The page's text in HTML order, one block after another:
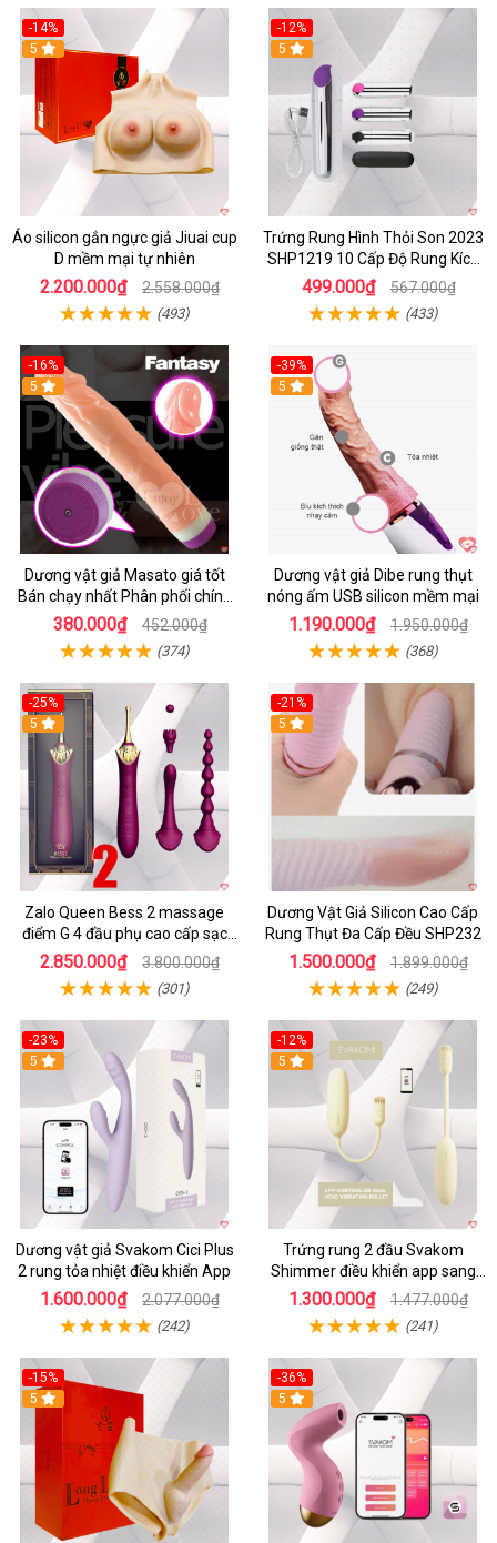
-14%
5
Áo silicon gắn ngực giả Jiuai cup
D mềm mại tự nhiên
2.200.000₫ 2.558.000₫
(493)
-12%
5
Trứng Rung Hình Thỏi Son 2023
SHP1219 10 Cấp Độ Rung Kích
Thích
499.000₫ 567.000₫
(433)
-16%
5
Dương vật giả Masato giá tốt
Bán chạy nhất Phân phối chính
hãng
380.000₫ 452.000₫
(374)
-39%
5
Dương vật giả Dibe rung thụt
nóng ấm USB silicon mềm mại
1.190.000₫ 1.950.000₫
(368)
-25%
5
Zalo Queen Bess 2 massage
điểm G 4 đầu phụ cao cấp sạc
tiện lợi
2.850.000₫ 3.800.000₫
(301)
-21%
5
Dương Vật Giả Silicon Cao Cấp
Rung Thụt Đa Cấp Đều SHP232
1.500.000₫ 1.899.000₫
(249)
-23%
5
Dương vật giả Svakom Cici Plus
2 rung tỏa nhiệt điều khiển App
1.600.000₫ 2.077.000₫
(242)
-12%
5
Trứng rung 2 đầu Svakom
Shimmer điều khiển app sang
trọng chất lượng
1.300.000₫ 1.477.000₫
(241)
-15%
5
-36%
5